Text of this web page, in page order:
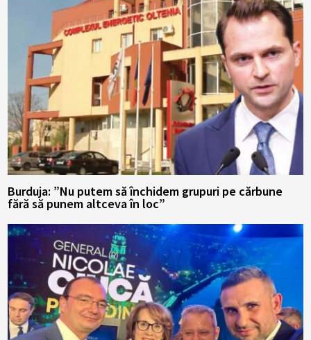
Burduja: ”Nu putem să închidem grupuri pe cărbune
fără să punem altceva în loc”